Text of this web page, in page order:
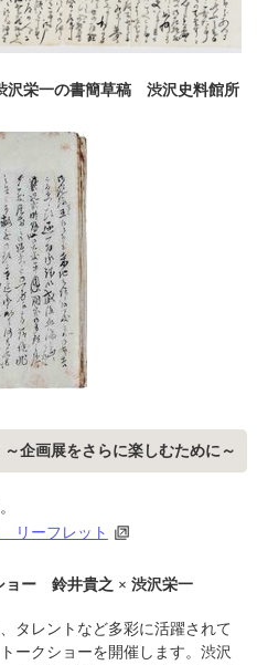
沢栄一の書簡草稿 渋沢史料館所
企画展をさらに楽しむために～
。
リーフレット
ョー 鈴井貴之 × 渋沢栄一
タレントなど多彩に活躍されて
ークショーを開催します。渋沢